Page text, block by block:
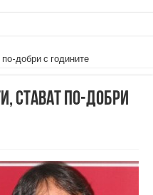
добри с годините
стават по-добри